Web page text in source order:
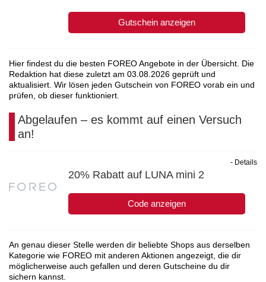
Gutschein anzeigen
Hier findest du die besten FOREO Angebote in der Übersicht. Die
Redaktion hat diese zuletzt am 03.08.2026 geprüft und
aktualisiert. Wir lösen jeden Gutschein von FOREO vorab ein und
prüfen, ob dieser funktioniert.
Abgelaufen – es kommt auf einen Versuch
an!
20% Rabatt auf LUNA mini 2
Code anzeigen
- Details
An genau dieser Stelle werden dir beliebte Shops aus derselben
Kategorie wie FOREO mit anderen Aktionen angezeigt, die dir
möglicherweise auch gefallen und deren Gutscheine du dir
sichern kannst.